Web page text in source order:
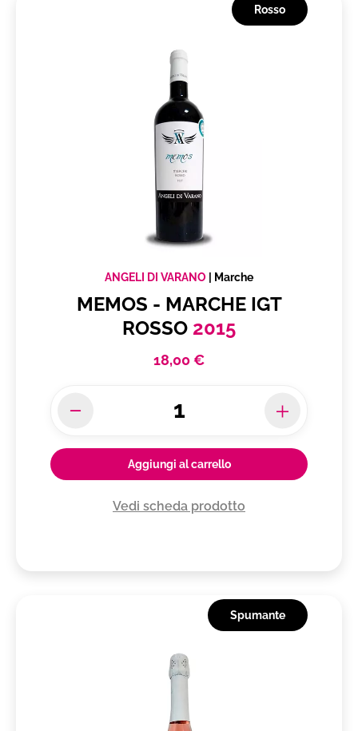
Rosso
ANGELI DI VARANO Marche
MEMOS - MARCHE IGT
ROSSO 2015
18,00 €
Aggiungi al carrello
Vedi scheda prodotto
Spumante